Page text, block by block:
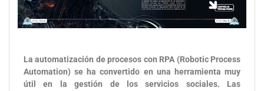
La automatización de procesos con RPA (Robotic Process
Automation) se ha convertido en una herramienta muy
útil en la gestión de los servicios sociales. Las